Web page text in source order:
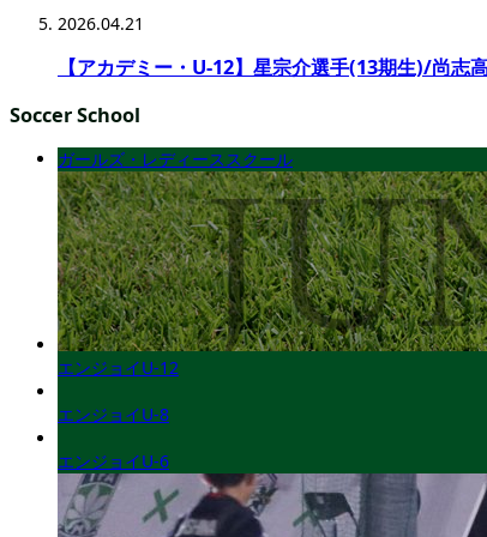
2026.04.21
【アカデミー・U-12】星宗介選手(13期生)/尚
Soccer School
ガールズ・レディーススクール
エンジョイU-12
エンジョイU-8
エンジョイU-6